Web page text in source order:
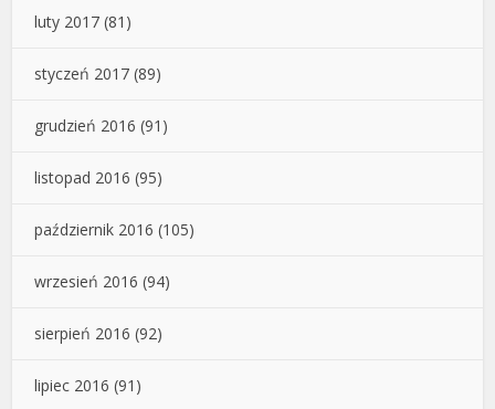
luty 2017 (81)
styczeń 2017 (89)
grudzień 2016 (91)
listopad 2016 (95)
październik 2016 (105)
wrzesień 2016 (94)
sierpień 2016 (92)
lipiec 2016 (91)